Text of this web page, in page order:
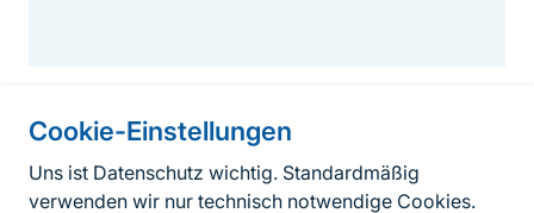
Cookie-Einstellungen
Uns ist Datenschutz wichtig. Standardmäßig
verwenden wir nur technisch notwendige Cookies.
Informationen zur Seite